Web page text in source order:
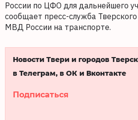
России по ЦФО для дальнейшего
сообщает пресс-служба
МВД России на транспорте.
Новости Твери и городов
в Телеграм, в ОК и Вконтакте
Подписаться